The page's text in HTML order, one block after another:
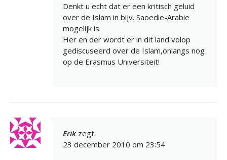
Denkt u echt dat er een kritisch geluid
over de Islam in bijv. Saoedie-Arabie
mogelijk is.
Her en der wordt er in dit land volop
gediscuseerd over de Islam,onlangs nog
op de Erasmus Universiteit!
Erik zegt:
23 december 2010 om 23:54